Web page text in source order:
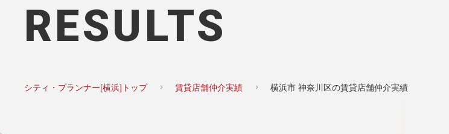
RESULTS
シティ・プランナー[横浜]トップ 賃貸店舗仲介実績 横浜市 神奈川区の賃貸店舗仲介実績